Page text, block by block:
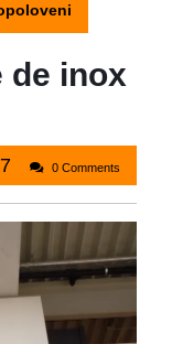
de inox
bagy2437
0 Comments